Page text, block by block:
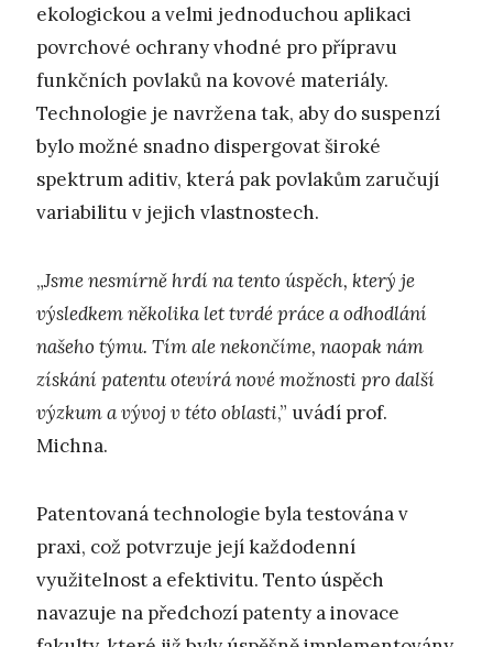
ekologickou a velmi jednoduchou aplikaci
povrchové ochrany vhodné pro přípravu
funkčních povlaků na kovové materiály.
Technologie je navržena tak, aby do suspenzí
bylo možné snadno dispergovat široké
spektrum aditiv, která pak povlakům zaručují
variabilitu v jejich vlastnostech.
„Jsme nesmírně hrdí na tento úspěch, který je
výsledkem několika let tvrdé práce a odhodlání
našeho týmu. Tím ale nekončíme, naopak nám
získání patentu otevírá nové možnosti pro další
výzkum a vývoj v této oblasti,” uvádí prof.
Michna.
Patentovaná technologie byla testována v
praxi, což potvrzuje její každodenní
využitelnost a efektivitu. Tento úspěch
navazuje na předchozí patenty a inovace